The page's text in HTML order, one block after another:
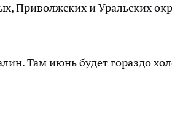
Приволжских и Уральских
Там июнь будет гораздо